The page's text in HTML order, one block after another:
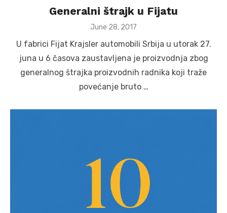
Generalni štrajk u Fijatu
Posted
June 28, 2017
U fabrici Fijat Krajsler automobili Srbija u utorak 27.
juna u 6 časova zaustavljena je proizvodnja zbog
generalnog štrajka proizvodnih radnika koji traže
povećanje bruto …